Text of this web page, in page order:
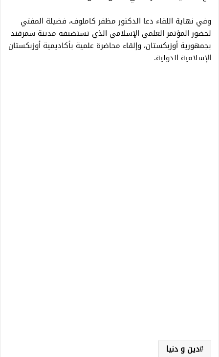
وفي نهاية اللقاء دعا الدكتور مظفر كاملوف، فضيلة المفتي
لحضور المؤتمر العلمي الإسلامي الذي تستضيفه مدينة سمرقند
بجمهورية أوزبكستان، وإلقاء محاضرة علمية بأكاديمية أوزبكستان
الإسلامية الدولية.
دين و دنيا